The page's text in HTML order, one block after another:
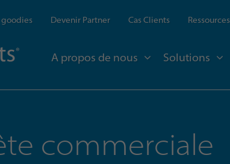
Devenir Partner Cas Clients Ressources
A propos de nous Solutions
commerciale